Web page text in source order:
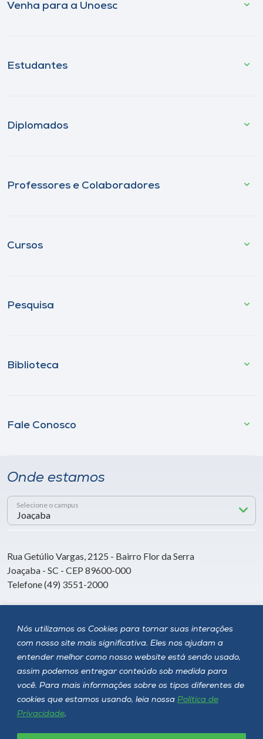
Nós utilizamos os Cookies para tornar suas interações
com nosso site mais significativa. Eles nos ajudam a
entender melhor como nosso website está sendo usado,
assim podemos entregar conteúdo sob medida para
você. Para mais informações sobre os tipos diferentes de
cookies que estamos usando, leia nossa Política de
Privacidade.
Venha para a Unoesc
Estudantes
Diplomados
Professores e Colaboradores
Cursos
Pesquisa
Biblioteca
Fale Conosco
Onde estamos
Selecione o campus
Rua Getúlio Vargas, 2125 - Bairro Flor da Serra
Joaçaba - SC - CEP 89600-000
Telefone (49) 3551-2000
Siga a Unoesc